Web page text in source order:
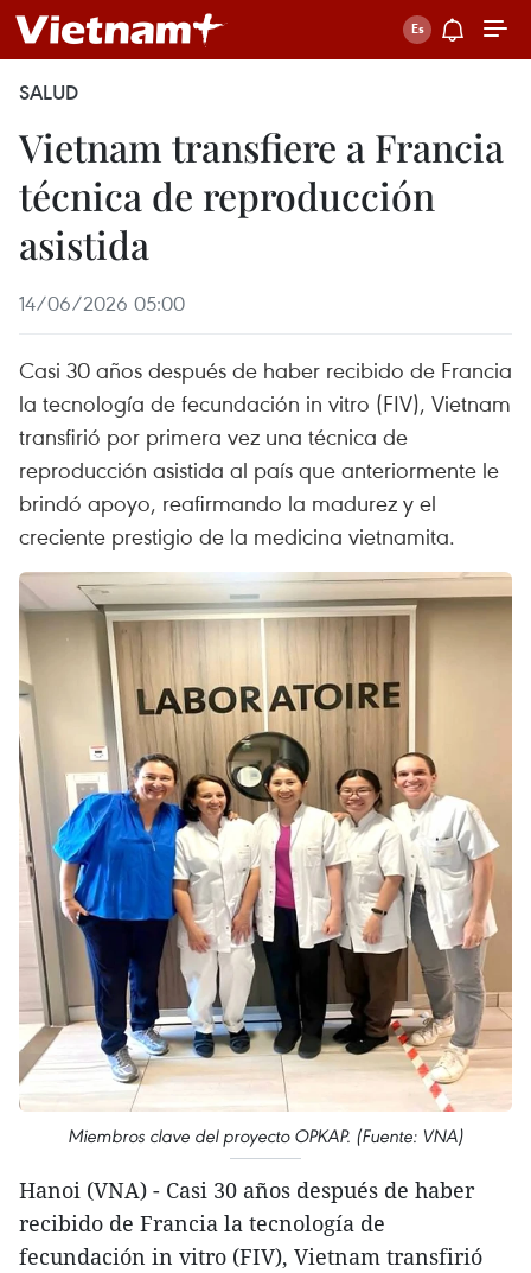
SALUD
Vietnam transfiere a Francia
técnica de reproducción
asistida
14/06/2026 05:00
Casi 30 años después de haber recibido de Francia
la tecnología de fecundación in vitro (FIV), Vietnam
transfirió por primera vez una técnica de
reproducción asistida al país que anteriormente le
brindó apoyo, reafirmando la madurez y el
creciente prestigio de la medicina vietnamita.
Miembros clave del proyecto OPKAP. (Fuente: VNA)
Hanoi (VNA) - Casi 30 años después de haber
recibido de Francia la tecnología de
fecundación in vitro (FIV), Vietnam transfirió